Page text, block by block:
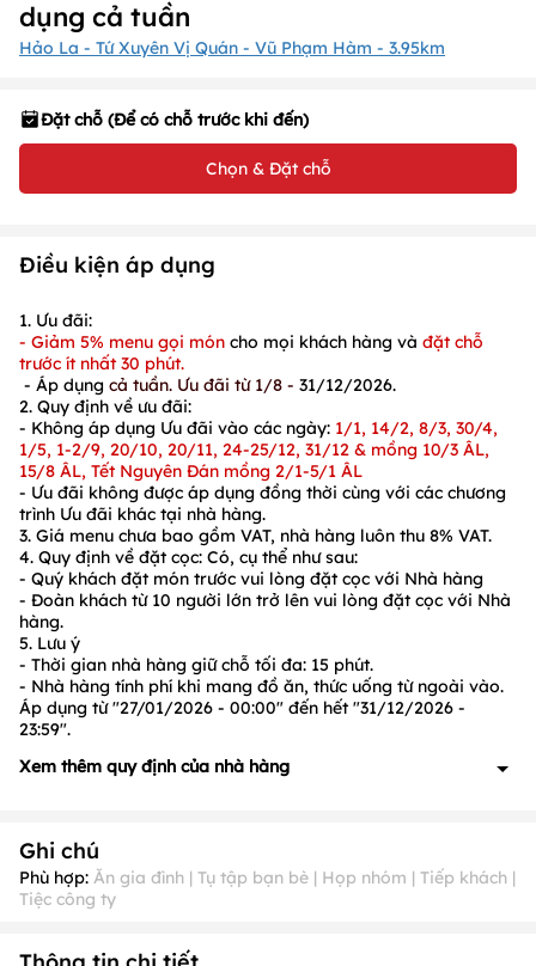
dụng cả tuần
Hảo La - Tứ Xuyên Vị Quán - Vũ Phạm Hàm - 3.95km
Đặt chỗ (Để có chỗ trước khi đến)
Chọn & Đặt chỗ
Điều kiện áp dụng
1. Ưu đãi:
- Giảm 5% menu gọi món cho mọi khách hàng và đặt chỗ
trước ít nhất 30 phút.
- Áp dụng cả tuần. Ưu đãi từ 1/8 - 31/12/2026.
2. Quy định về ưu đãi:
- Không áp dụng Ưu đãi vào các ngày: 1/1, 14/2, 8/3, 30/4,
1/5, 1-2/9, 20/10, 20/11, 24-25/12, 31/12 & mồng 10/3 ÂL,
15/8 ÂL, Tết Nguyên Đán mồng 2/1-5/1 ÂL
- Ưu đãi không được áp dụng đồng thời cùng với các chương
trình Ưu đãi khác tại nhà hàng.
3. Giá menu chưa bao gồm VAT, nhà hàng luôn thu 8% VAT.
4. Quy định về đặt cọc: Có, cụ thể như sau:
- Quý khách đặt món trước vui lòng đặt cọc với Nhà hàng
- Đoàn khách từ 10 người lớn trở lên vui lòng đặt cọc với Nhà
hàng.
5. Lưu ý
- Thời gian nhà hàng giữ chỗ tối đa: 15 phút.
- Nhà hàng tính phí khi mang đồ ăn, thức uống từ ngoài vào.
Áp dụng từ "27/01/2026 - 00:00" đến hết "31/12/2026 -
23:59".
Xem thêm quy định của nhà hàng
cọc, vui lòng liên hệ để biết chi tiết.
2. Quy định về ưu đãi: Có, cụ thể như sau:
- Ưu đãi không áp dụng các ngày:
Ghi chú
Phù hợp: Ăn gia đình | Tụ tập bạn bè | Họp nhóm | Tiếp khách |
Tiệc công ty